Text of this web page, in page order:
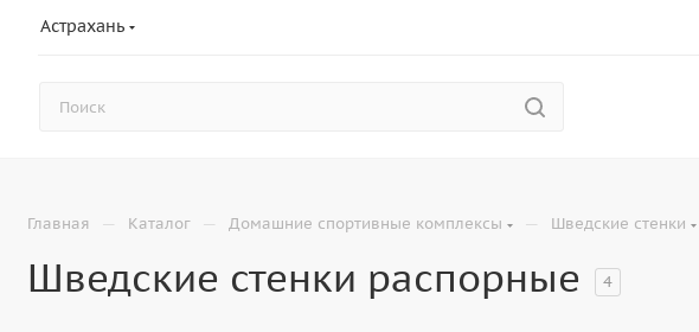
Астрахань
Главная — Каталог — Домашние спортивные комплексы — Шведские стенки
Шведские стенки распорные 4